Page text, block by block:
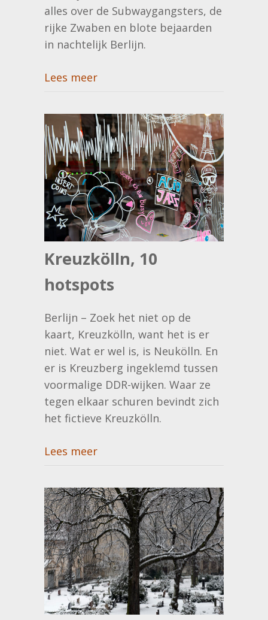
alles over de Subwaygangsters, de
rijke Zwaben en blote bejaarden
in nachtelijk Berlijn.
Lees meer
Kreuzkölln, 10
hotspots
Berlijn – Zoek het niet op de
kaart, Kreuzkölln, want het is er
niet. Wat er wel is, is Neukölln. En
er is Kreuzberg ingeklemd tussen
voormalige DDR-wijken. Waar ze
tegen elkaar schuren bevindt zich
het fictieve Kreuzkölln.
Lees meer